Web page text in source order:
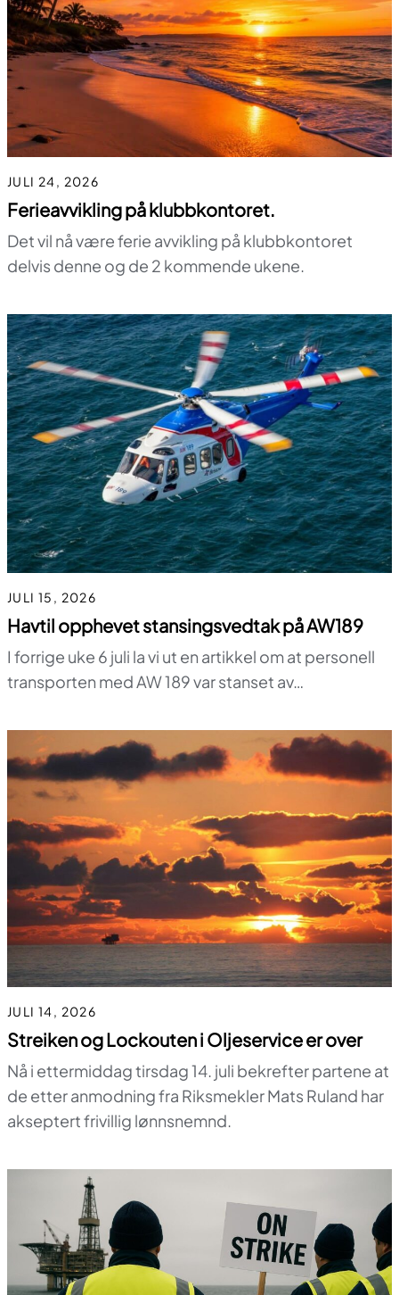
JULI 24, 2026
Ferieavvikling på klubbkontoret.
Det vil nå være ferie avvikling på klubbkontoret
delvis denne og de 2 kommende ukene.
JULI 15, 2026
Havtil opphevet stansingsvedtak på AW189
I forrige uke 6 juli la vi ut en artikkel om at personell
transporten med AW 189 var stanset av…
JULI 14, 2026
Streiken og Lockouten i Oljeservice er over
Nå i ettermiddag tirsdag 14. juli bekrefter partene at
de etter anmodning fra Riksmekler Mats Ruland har
akseptert frivillig lønnsnemnd.